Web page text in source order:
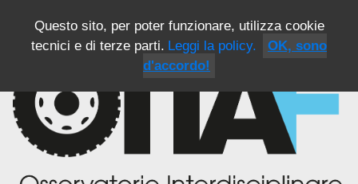
Questo sito, per poter funzionare, utilizza cookie
tecnici e di terze parti. Leggi la policy.
OK, sono
d'accordo!